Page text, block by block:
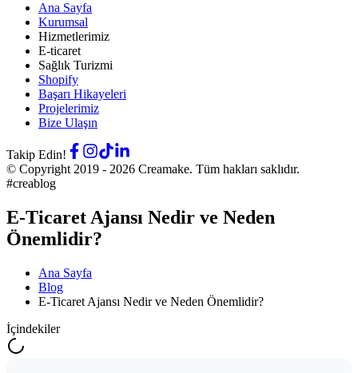
Ana Sayfa
Kurumsal
Hizmetlerimiz
E-ticaret
Sağlık Turizmi
Shopify
Başarı Hikayeleri
Projelerimiz
Bize Ulaşın
Takip Edin!
© Copyright 2019 - 2026 Creamake. Tüm hakları saklıdır.
#creablog
E-Ticaret Ajansı Nedir ve Neden
Önemlidir?
Ana Sayfa
Blog
E-Ticaret Ajansı Nedir ve Neden Önemlidir?
İçindekiler